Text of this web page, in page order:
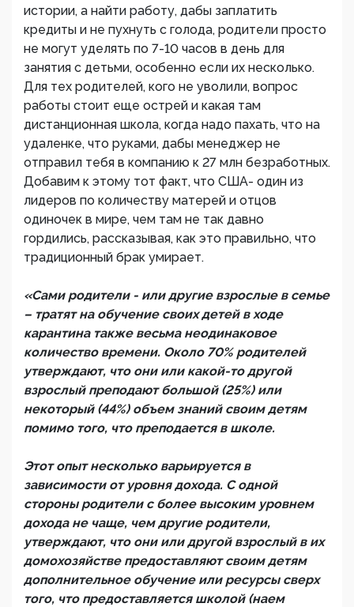
истории, а найти работу, дабы заплатить
кредиты и не пухнуть с голода, родители просто
не могут уделять по 7-10 часов в день для
занятия с детьми, особенно если их несколько.
Для тех родителей, кого не уволили, вопрос
работы стоит еще острей и какая там
дистанционная школа, когда надо пахать, что на
удаленке, что руками, дабы менеджер не
отправил тебя в компанию к 27 млн безработных.
Добавим к этому тот факт, что США- один из
лидеров по количеству матерей и отцов
одиночек в мире, чем там не так давно
гордились, рассказывая, как это правильно, что
традиционный брак умирает.
«Сами родители - или другие взрослые в семье
– тратят на обучение своих детей в ходе
карантина также весьма неодинаковое
количество времени. Около 70% родителей
утверждают, что они или какой-то другой
взрослый преподают большой (25%) или
некоторый (44%) объем знаний своим детям
помимо того, что преподается в школе.
Этот опыт несколько варьируется в
зависимости от уровня дохода. С одной
стороны родители с более высоким уровнем
дохода не чаще, чем другие родители,
утверждают, что они или другой взрослый в их
домохозяйстве предоставляют своим детям
дополнительное обучение или ресурсы сверх
того, что предоставляется школой (наем